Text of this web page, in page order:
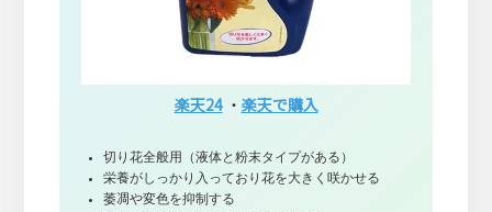
楽天24・ 楽天で購入
切り花全般用（液体と粉末タイプがある）
栄養がしっかり入っており花を大きく咲かせる
萎凋や変色を抑制する